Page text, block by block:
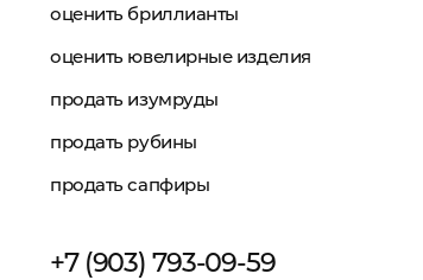
оценить бриллианты
оценить ювелирные изделия
продать изумруды
продать рубины
продать сапфиры
+7 (903) 793-09-59